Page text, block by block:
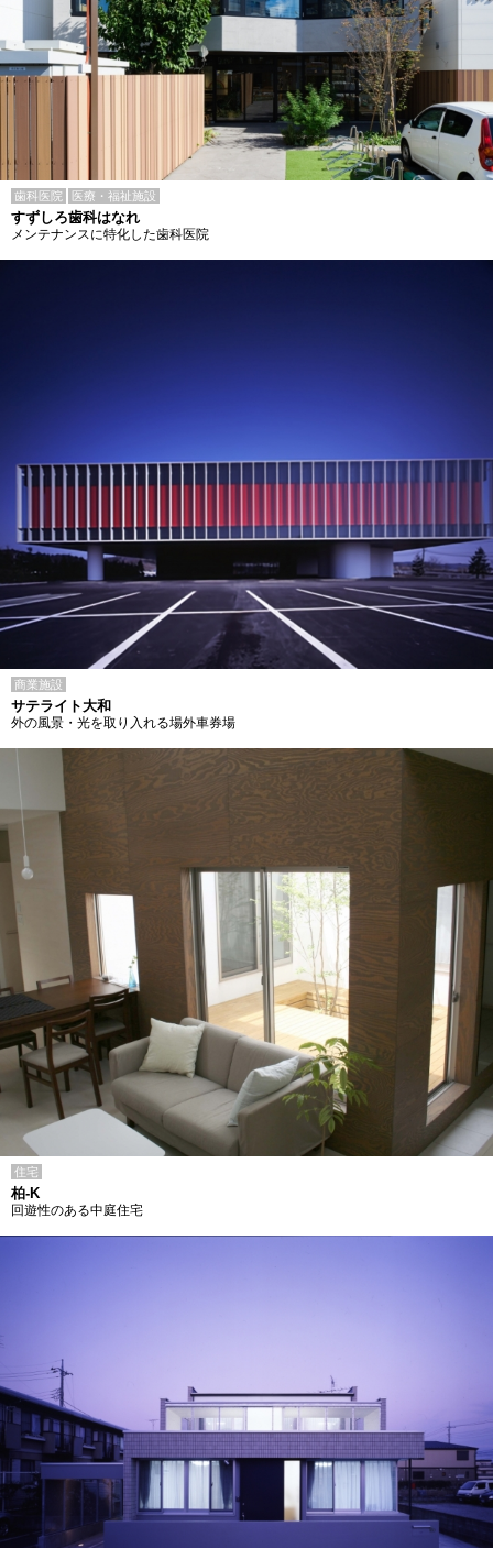
歯科医院 医療・福祉施設
すずしろ歯科はなれ
メンテナンスに特化した歯科医院
商業施設
サテライト大和
外の風景・光を取り入れる場外車券場
住宅
柏-K
回遊性のある中庭住宅